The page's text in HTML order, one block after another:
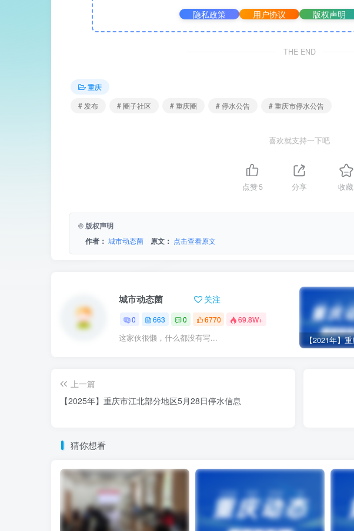
隐私政策
用户协议 版权声明
THE END
重庆
# 发布
# 圈子社区 # 重庆圈 # 停水公告 # 重庆市停水公告
喜欢就支持一下吧
点赞5 分享 收藏
© 版权声明
作者： 城市动态菌 原文： 点击查看原文
城市动态菌 关注
0 663 0 6770 69.8W+
这家伙很懒，什么都没有写...
上一篇
【2025年】重庆市江北部分地区5月28日停水信息
猜你想看